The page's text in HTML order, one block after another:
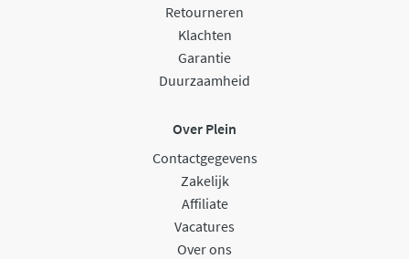
Retourneren
Klachten
Garantie
Duurzaamheid
Over Plein
Contactgegevens
Zakelijk
Affiliate
Vacatures
Over ons